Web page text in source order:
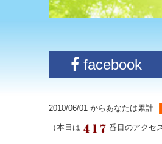
facebook
2010/06/01 からあなたは累計
（本日は 番目のアクセ